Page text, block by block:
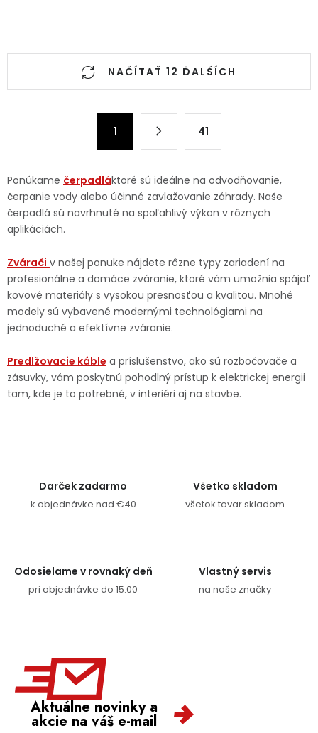
Ovládacie prvky výpisuNAČÍTAŤ 12 ĎALŠÍCH
1 41
Ponúkame čerpadláktoré sú ideálne na odvodňovanie,
čerpanie vody alebo účinné zavlažovanie záhrady. Naše
čerpadlá sú navrhnuté na spoľahlivý výkon v rôznych
aplikáciách.
Zvárači v našej ponuke nájdete rôzne typy zariadení na
profesionálne a domáce zváranie, ktoré vám umožnia spájať
kovové materiály s vysokou presnosťou a kvalitou. Mnohé
modely sú vybavené modernými technológiami na
jednoduché a efektívne zváranie.
Predlžovacie káble a príslušenstvo, ako sú rozbočovače a
zásuvky, vám poskytnú pohodlný prístup k elektrickej energii
tam, kde je to potrebné, v interiéri aj na stavbe.
Darček zadarmo
k objednávke nad €40
Všetko skladom
všetok tovar skladom
Odosielame v rovnaký deň
pri objednávke do 15:00
Vlastný servis
na naše značky
Aktuálne novinky a
akcie na váš e-mail